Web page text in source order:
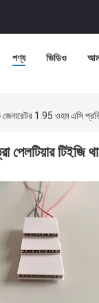
পণ্য ভিডিও
জেনারেটর 1.95 ওহম এসি
পেলটিয়ার